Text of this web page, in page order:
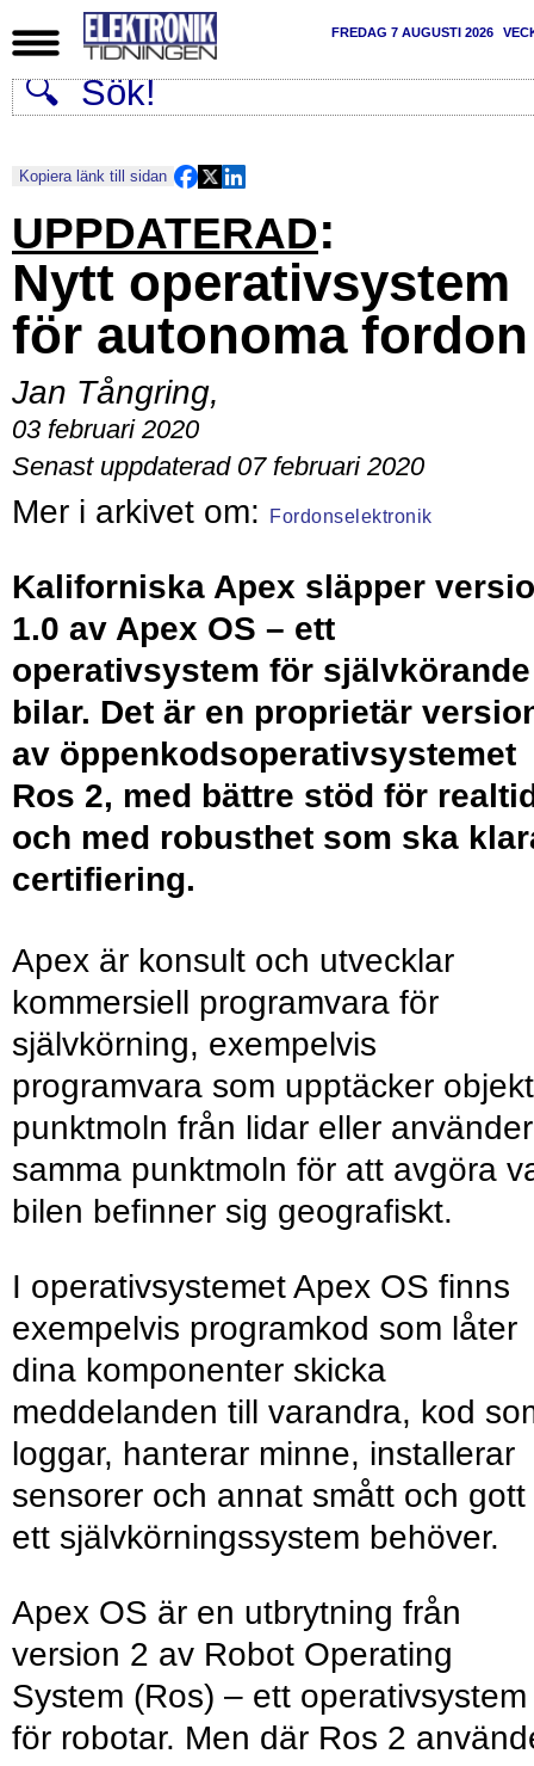
FREDAG 7 AUGUSTI 2026
Kopiera länk till sidan
UPPDATERAD:
Nytt operativsystem
för autonoma fordon
Jan Tångring,
03 februari 2020
Senast uppdaterad 07 februari 2020
Fordonselektronik
Kaliforniska Apex släpper
1.0 av Apex OS – ett
operativsystem för självkörande
bilar. Det är en proprietär
av öppenkodsoperativsystemet
Ros 2, med bättre stöd för
och med robusthet som ska
certifiering.
Apex är konsult och utvecklar
kommersiell programvara för
självkörning, exempelvis
programvara som upptäcker
punktmoln från lidar eller använder
samma punktmoln för att avgöra
bilen befinner sig geografiskt.
I operativsystemet Apex OS finns
exempelvis programkod som låter
dina komponenter skicka
meddelanden till varandra, kod
loggar, hanterar minne, installerar
sensorer och annat smått och gott
ett självkörningssystem behöver.
Apex OS är en utbrytning från
version 2 av Robot Operating
System (Ros) – ett operativsystem
för robotar. Men där Ros 2